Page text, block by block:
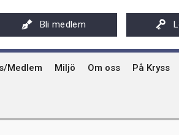
Bli medlem
Medlem
av Kryssarklubbens IF-båtar och kajaker
Miljö Om oss
Svenska
På Kryss
På Kryss